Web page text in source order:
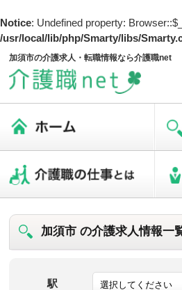
Notice: Undefined property:
/usr/local/lib/php/Smarty/libs/
加須市の介護求人・転職情報なら介護職net
加須市 の介護求人情報一
駅